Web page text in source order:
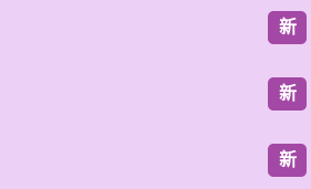
新
新
新